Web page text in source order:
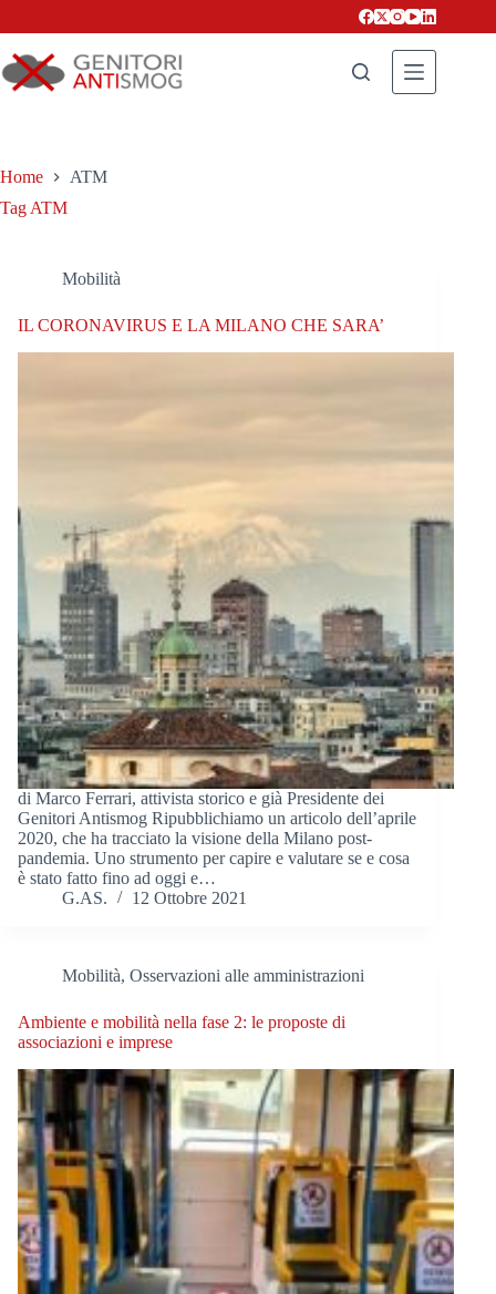
Home
ATM
Tag ATM
Mobilità
IL CORONAVIRUS E LA MILANO CHE SARA’
di Marco Ferrari, attivista storico e già Presidente dei
Genitori Antismog Ripubblichiamo un articolo dell’aprile
2020, che ha tracciato la visione della Milano post-
pandemia. Uno strumento per capire e valutare se e cosa
è stato fatto fino ad oggi e…
G.AS.
12 Ottobre 2021
Mobilità, Osservazioni alle amministrazioni
Ambiente e mobilità nella fase 2: le proposte di
associazioni e imprese